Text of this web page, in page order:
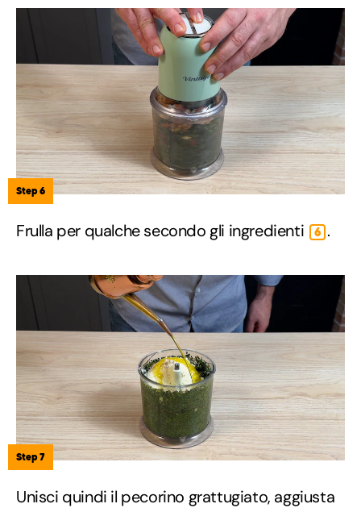
Step 6
Frulla per qualche secondo gli ingredienti 6 .
Step 7
Unisci quindi il pecorino grattugiato, aggiusta